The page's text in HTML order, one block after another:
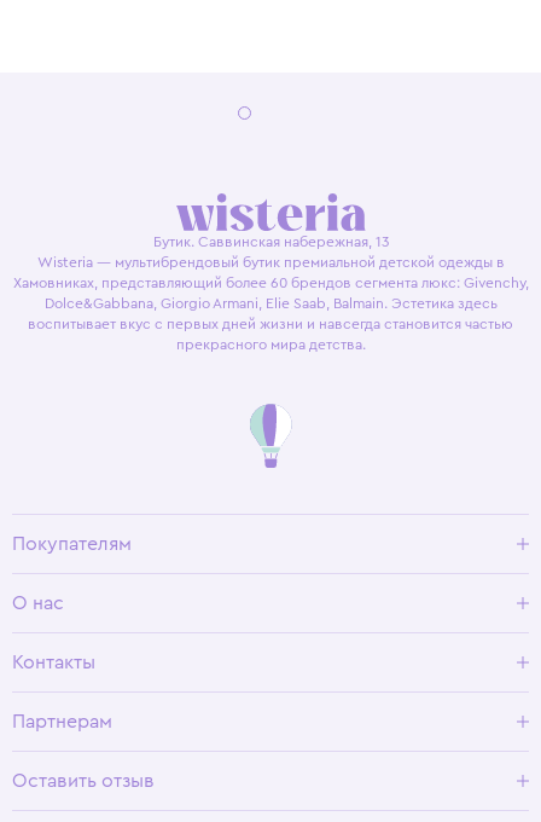
Бутик. Саввинская набережная, 13
Wisteria — мультибрендовый бутик премиальной детской одежды в
Хамовниках, представляющий более 60 брендов сегмента люкс: Givenchy,
Dolce&Gabbana, Giorgio Armani, Elie Saab, Balmain. Эстетика здесь
воспитывает вкус с первых дней жизни и навсегда становится частью
прекрасного мира детства.
Покупателям
Условия возврата
О нас
Программа лояльности
Контакты
Партнерам
Оставить отзыв